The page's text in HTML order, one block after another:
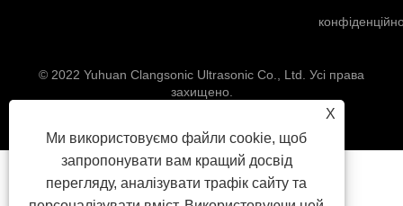
X
Ми використовуємо файли cookie, щоб
запропонувати вам кращий досвід
перегляду, аналізувати трафік сайту та
© 2022 Yuhuan Clangsonic Ultrasonic Co., Ltd. Усі права
захищено.